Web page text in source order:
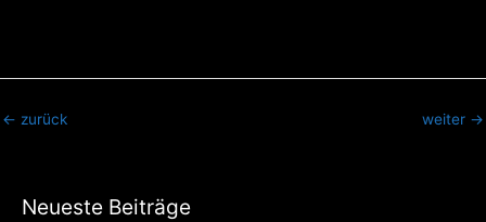
Neueste Beiträge
← zurück weiter →